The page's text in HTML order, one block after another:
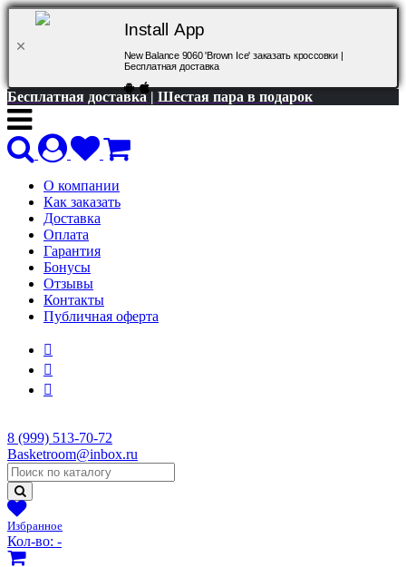
Install App
New Balance 9060 'Brown Ice' заказать кроссовки |
Бесплатная доставка
Бесплатная доставка | Шестая пара в подарок
О компании
Как заказать
Доставка
Оплата
Гарантия
Бонусы
Отзывы
Контакты
Публичная оферта
8 (999) 513-70-72
Basketroom@inbox.ru
Избранное
Кол-во: -